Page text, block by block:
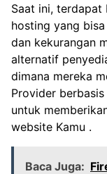
Saat ini, terdapat
hosting yang
dan kekurangan
alternatif
dimana mereka
Provider
untuk
website Kamu .
Baca Juga: